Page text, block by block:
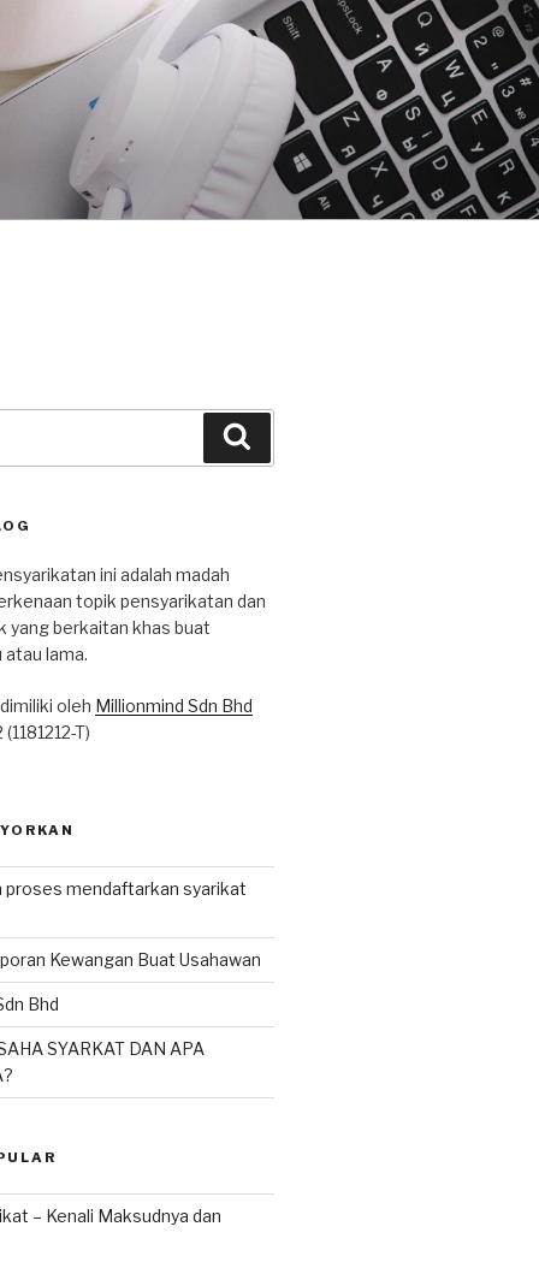
ini adalah madah
topik pensyarikatan dan
yang berkaitan khas buat
atau lama.
oleh Millionmind Sdn Bhd
T)
proses mendaftarkan syarikat
Kewangan Buat Usahawan
Bhd
SYARKAT DAN APA
– Kenali Maksudnya dan